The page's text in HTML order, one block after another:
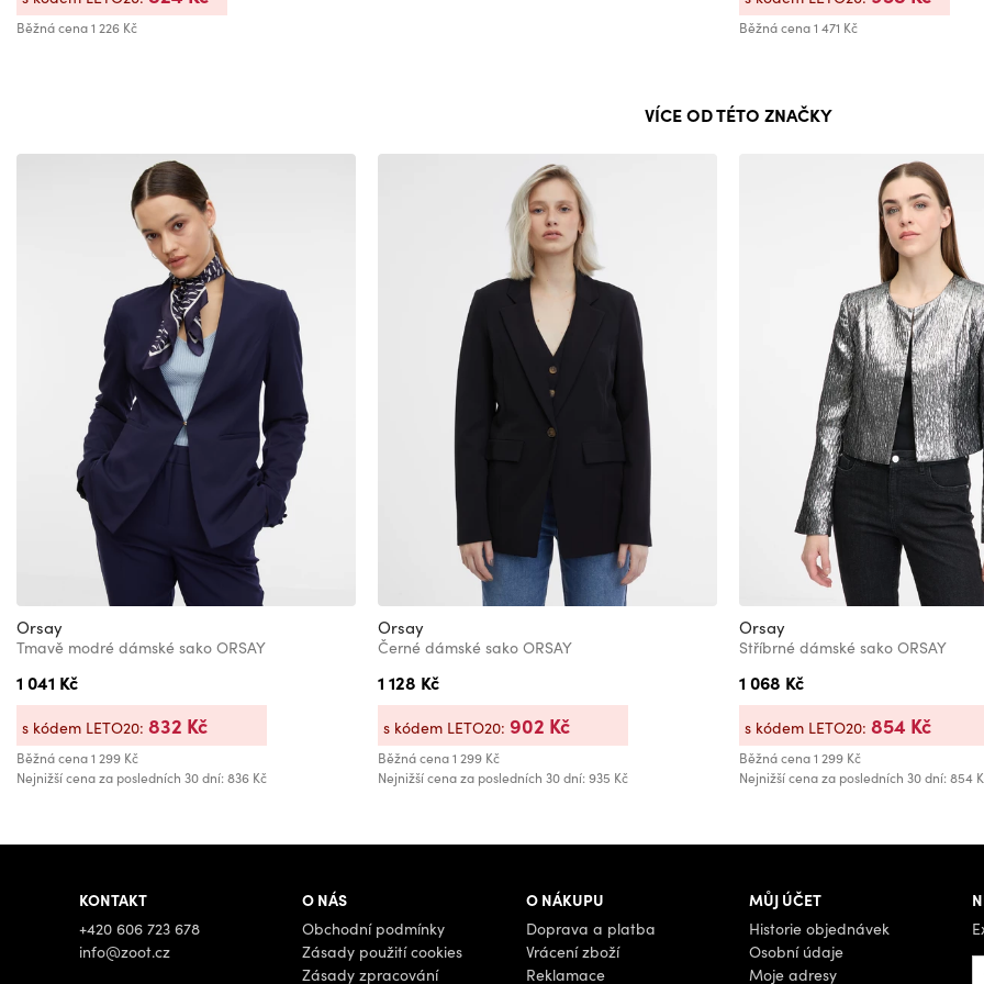
Běžná cena1 226 Kč Běžná cena1 471 Kč
VÍCE OD TÉTO ZNAČKY
Orsay
Tmavě modré dámské sako ORSAY
1 041 Kč
Běžná cena1 299 Kč
Nejnižší cena za posledních 30 dní: 836 Kč
s kódem LETO20: 832 Kč
Orsay
Černé dámské sako ORSAY
1 128 Kč
Běžná cena1 299 Kč
Nejnižší cena za posledních 30 dní: 935 Kč
s kódem LETO20: 902 Kč
Orsay
Stříbrné dámské sako ORSAY
1 068 Kč
Běžná cena1 299 Kč
Nejnižší cena za posledních 30 dní: 854
s kódem LETO20: 854 Kč
KONTAKT
+420 606 723 678
info@zoot.cz
O NÁS
Obchodní podmínky
Zásady použití cookies
Zásady zpracování
O NÁKUPU
Doprava a platba
Vrácení zboží
Reklamace
MŮJ ÚČET
Historie objednávek
Osobní údaje
Moje adresy